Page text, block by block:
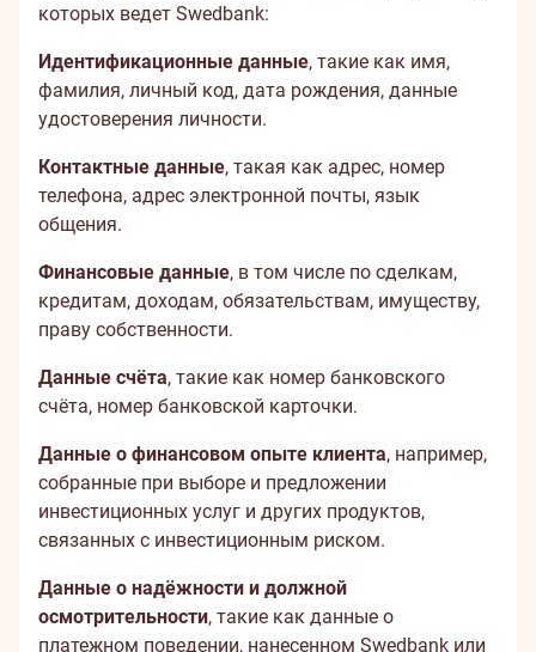
которых ведет Swedbank:
Идентификационные данные, такие как имя,
фамилия, личный код, дата рождения, данные
удостоверения личности.
Контактные данные, такая как адрес, номер
телефона, адрес электронной почты, язык
общения.
Финансовые данные, в том числе по сделкам,
кредитам, доходам, обязательствам, имуществу,
праву собственности.
Данные счёта, такие как номер банковского
счёта, номер банковской карточки.
Данные о финансовом опыте клиента, например,
собранные при выборе и предложении
инвестиционных услуг и других продуктов,
связанных с инвестиционным риском.
Данные о надёжности и должной
осмотрительности, такие как данные о
платежном поведении, нанесенном Swedbank или